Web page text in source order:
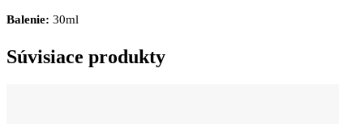
Balenie: 30ml
Súvisiace produkty